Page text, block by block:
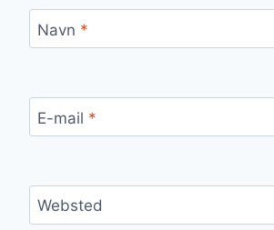
Navn *
E-mail *
Websted